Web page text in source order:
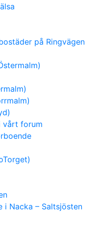
på Ringvägen
vårt forum
i Nacka – Saltsjösten